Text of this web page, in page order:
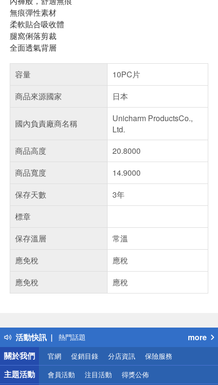
無痕彈性素材
柔軟貼合吸收體
腿窩俐落剪裁
全面透氣背層
容量
10PC片
商品來源國家
日本
國內負責廠商名稱
Unicharm ProductsCo.,
Ltd.
商品高度
20.8000
商品寬度
14.9000
保存天數
3年
標章
保存溫層
常溫
應免稅
應稅
應免稅
應稅
活動快訊
得獎公告
熱門話題
銀行優惠
偏遠地區配送
詐騙網頁！請小心！
more
關於我們
官網 促銷目錄 分店資訊 保險服務
主題活動 會員活動 注目活動 得獎公佈